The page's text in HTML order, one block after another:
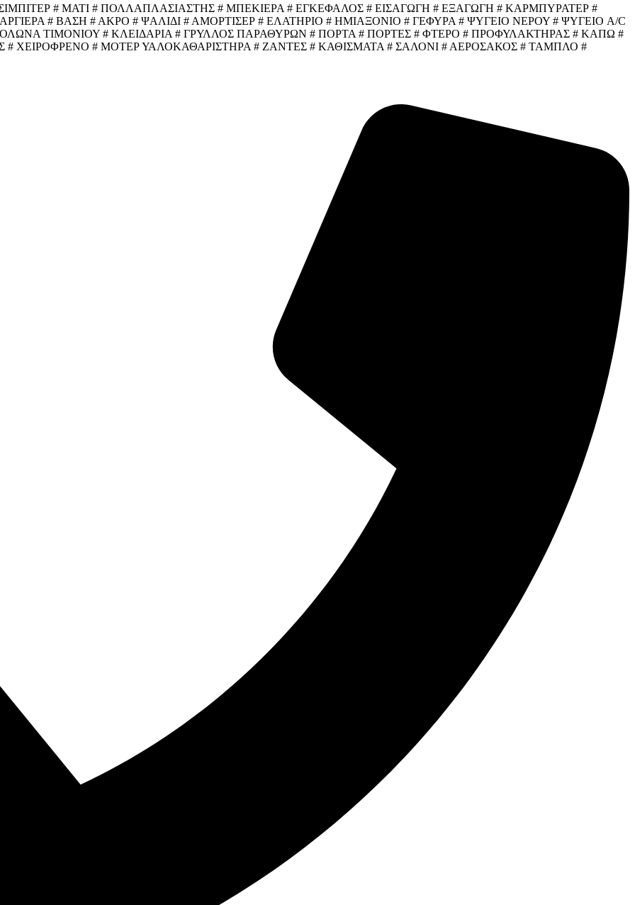
# ΜΑΤΙ # ΠΟΛΛΑΠΛΑΣΙΑΣΤΗΣ # ΜΠΕΚΙΕΡΑ # ΕΓΚΕΦΑΛΟΣ # ΕΙΣΑΓΩΓΗ # ΕΞΑΓΩΓΗ # ΚΑΡΜΠΥΡΑΤΕΡ #
# ΒΑΣΗ # ΑΚΡΟ # ΨΑΛΙΔΙ # ΑΜΟΡΤΙΣΕΡ # ΕΛΑΤΗΡΙΟ # ΗΜΙΑΞΟΝΙΟ # ΓΕΦΥΡΑ # ΨΥΓΕΙΟ ΝΕΡΟΥ # ΨΥΓΕΙΟ A/C
ΤΙΜΟΝΙΟΥ # ΚΛΕΙΔΑΡΙΑ # ΓΡΥΛΛΟΣ ΠΑΡΑΘΥΡΩΝ # ΠΟΡΤΑ # ΠΟΡΤΕΣ # ΦΤΕΡΟ # ΠΡΟΦΥΛΑΚΤΗΡΑΣ # ΚΑΠΩ #
ΧΕΙΡΟΦΡΕΝΟ # ΜΟΤΕΡ ΥΑΛΟΚΑΘΑΡΙΣΤΗΡΑ # ΖΑΝΤΕΣ # ΚΑΘΙΣΜΑΤΑ # ΣΑΛΟΝΙ # ΑΕΡΟΣΑΚΟΣ # ΤΑΜΠΛΟ #